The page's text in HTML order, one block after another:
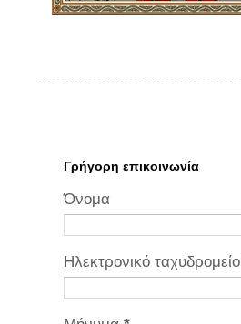
Γρήγορη επικοινωνία
Όνομα
Ηλεκτρονικό ταχυδρομείο